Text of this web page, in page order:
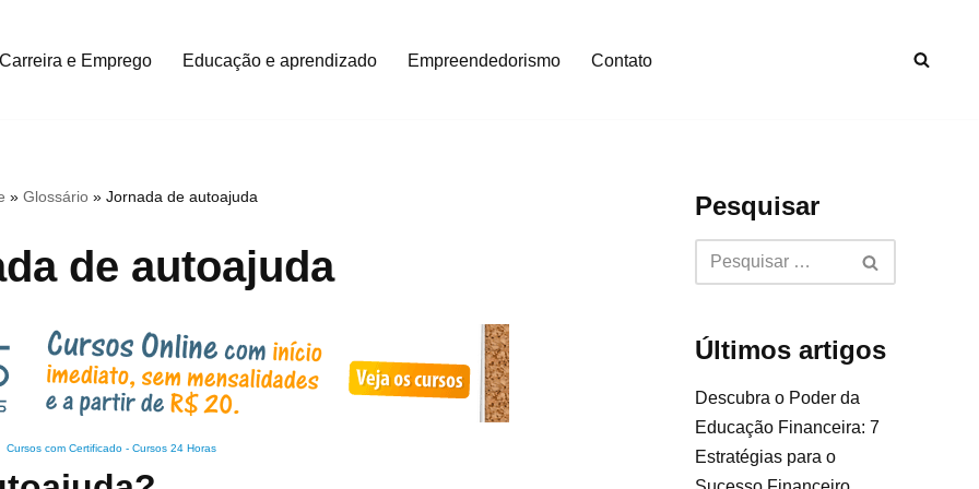
Carreira e Emprego Educação e aprendizado Empreendedorismo Contato
»Glossário »Jornada de autoajuda
de autoajuda
Cursos com Certificado- Cursos 24 Horas
Pesquisar
Últimos artigos
Descubra o Poder da
Educação Financeira: 7
Estratégias para o